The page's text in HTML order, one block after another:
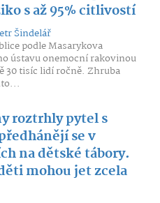
s až 95% citlivostí
Šindelář
podle Masarykova
ústavu onemocní rakovinou
30 tisíc lidí ročně. Zhruba
roztrhly pytel s
se v
na dětské tábory.
mohou jet zcela